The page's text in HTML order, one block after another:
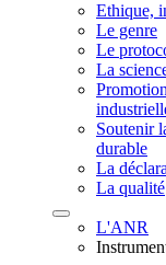
Ethique,
Le genre
Le
La
Soutenir
durable
La
La qualité
L'ANR